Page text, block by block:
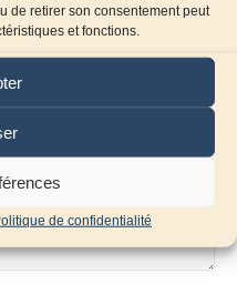
de retirer son consentement peut
et fonctions.
de confidentialité